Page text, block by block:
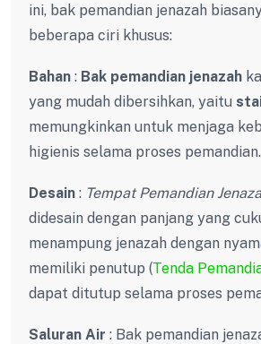
ini, bak pemandian jenazah
beberapa ciri khusus:
Bahan : Bak pemandian jenazah
yang mudah dibersihkan, yaitu
memungkinkan untuk menjaga
higienis selama proses pemandian.
Desain : Tempat Pemandian
didesain dengan panjang yang
menampung jenazah dengan
memiliki penutup (Tenda
dapat ditutup selama proses
Saluran Air : Bak pemandian